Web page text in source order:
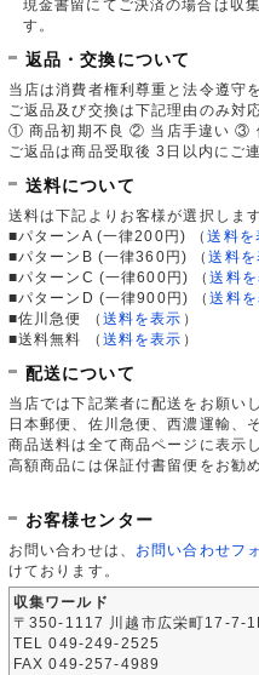
現金書留にてご決済の場合は収
す。
返品・交換について
当店は消費者権利尊重と法令遵守
ご返品及び交換は下記理由のみ対
① 商品初期不良 ② 当店手違い ③
ご返品は商品受取後 3日以内にご
送料について
送料は下記よりお客様が選択します
■パターンA (一律200円)
（送料を
■パターンB (一律360円)
（送料を
■パターンC (一律600円)
（送料
■パターンD (一律900円)
（送料
■佐川急便
（ 送料を表示 ）
■送料無料
（ 送料を表示 ）
配送について
当店では下記業者に配送をお願い
日本郵便、佐川急便、西濃運輸、
商品送料は全て商品ページに表示
高額商品には保証付書留便をお勧
お客様センター
お問い合わせは、 お問い合わせフ
けております。
収集ワールド
〒350-1117 川越市広栄町17-7-
TEL 049-249-2525
FAX 049-257-4989